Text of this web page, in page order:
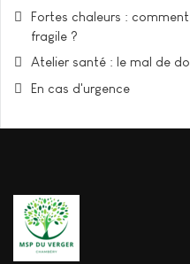
Fortes chaleurs :
fragile ?
Atelier santé : le mal de
En cas d'urgence